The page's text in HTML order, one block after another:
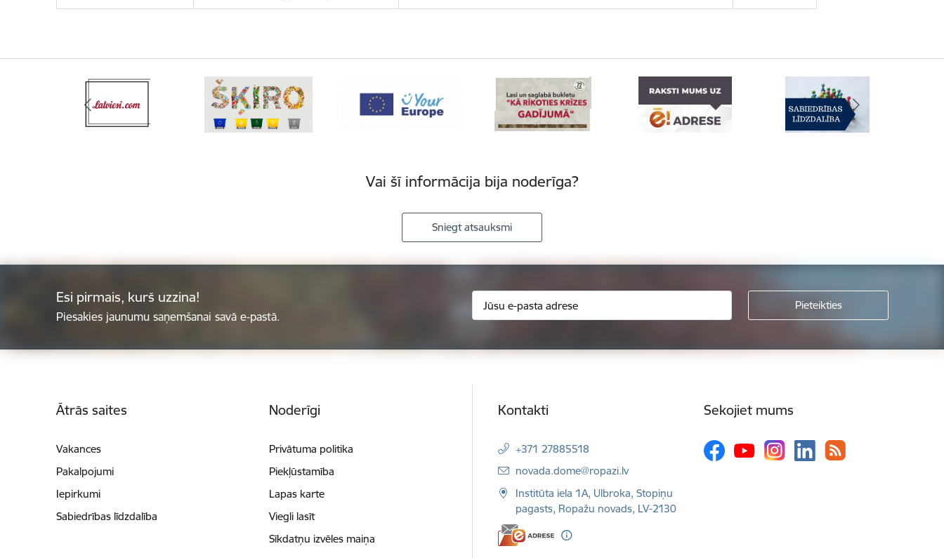
Vai šī informācija bija noderīga?
Sniegt atsauksmi
Esi pirmais, kurš uzzina!
Piesakies jaunumu saņemšanai savā e-pastā.
Ātrās saites
Vakances
Pakalpojumi
Iepirkumi
Sabiedrības līdzdalība
Noderīgi
Privātuma politika
Piekļūstamība
Lapas karte
Viegli lasīt
Sīkdatņu izvēles maiņa
Kontakti
+371 27885518
E-pasts:
novada.dome@ropazi.lv
Institūta iela 1A, Ulbroka, Stopiņu
pagasts, Ropažu novads, LV-2130
Sekojiet mums